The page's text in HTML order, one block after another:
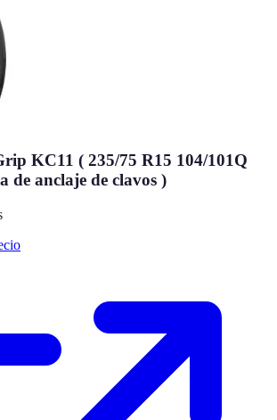
KC11 ( 235/75 R15 104/101Q
de anclaje de clavos )